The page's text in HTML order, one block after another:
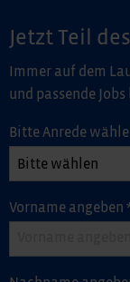
Jetzt Teil
Immer auf dem
und passende Jobs
Bitte Anrede
Vorname angeben